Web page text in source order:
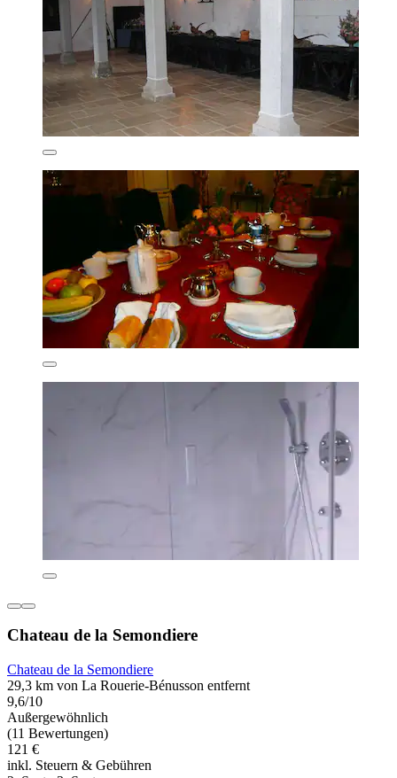
Chateau de la Semondiere
Chateau de la Semondiere
29,3 km von La Rouerie-Bénusson entfernt
9,6/10
Außergewöhnlich
(11 Bewertungen)
121 €
inkl. Steuern & Gebühren